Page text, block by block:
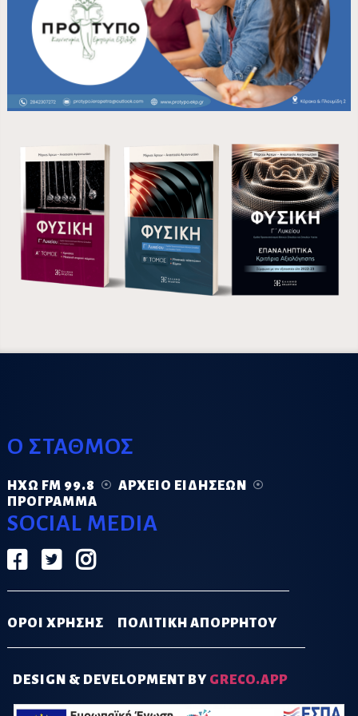
Ο ΣΤΑΘΜΟΣ
ΗΧΏ FM 99.8
ΑΡΧΕΊΟ ΕΙΔΉΣΕΩΝ
ΠΡΌΓΡΑΜΜΑ
SOCIAL MEDIA
ΟΡΟΙ ΧΡΗΣΗΣ ΠΟΛΙΤΙΚΗ ΑΠΟΡΡΗΤΟΥ
DESIGN & DEVELOPMENT BY GRECO.APP